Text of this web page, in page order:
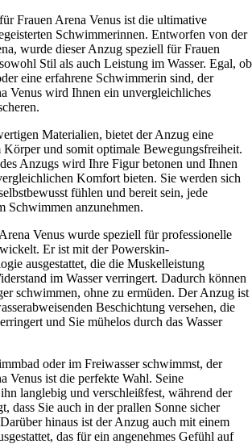
Frauen Arena Venus ist die ultimative
Schwimmerinnen. Entworfen von der
wurde dieser Anzug speziell für Frauen
Stil als auch Leistung im Wasser. Egal, ob
eine erfahrene Schwimmerin sind, der
Venus wird Ihnen ein unvergleichliches
Materialien, bietet der Anzug eine
Körper und somit optimale Bewegungsfreiheit.
Anzugs wird Ihre Figur betonen und Ihnen
Komfort bieten. Sie werden sich
fühlen und bereit sein, jede
Schwimmen anzunehmen.
Venus wurde speziell für professionelle
Er ist mit der Powerskin-
ausgestattet, die die Muskelleistung
im Wasser verringert. Dadurch können
schwimmen, ohne zu ermüden. Der Anzug ist
Beschichtung versehen, die
und Sie mühelos durch das Wasser
oder im Freiwasser schwimmst, der
Venus ist die perfekte Wahl. Seine
langlebig und verschleißfest, während der
dass Sie auch in der prallen Sonne sicher
hinaus ist der Anzug auch mit einem
das für ein angenehmes Gefühl auf